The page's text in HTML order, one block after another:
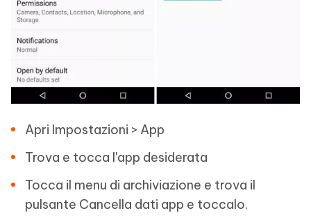
Apri Impostazioni > App
Trova e tocca l'app desiderata
Tocca il menu di archiviazione e trova il
pulsante Cancella dati app e toccalo.